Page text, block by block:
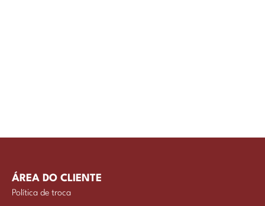
ÁREA DO CLIENTE
Política de troca